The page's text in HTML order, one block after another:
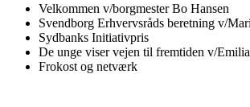
Velkommen v/borgmester Bo Hansen
Svendborg Erhvervsråds beretning v/
Sydbanks Initiativpris
De unge viser vejen til fremtiden v/
Frokost og netværk